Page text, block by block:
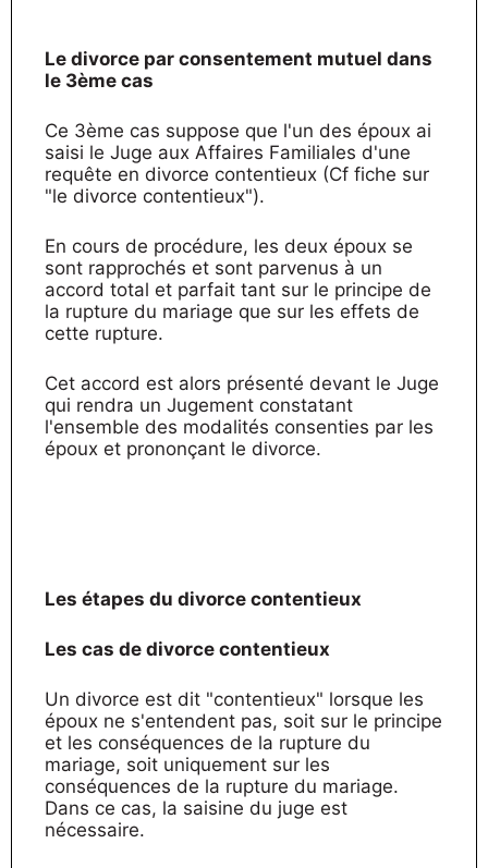
Le divorce par consentement mutuel dans
le 3ème cas
Ce 3ème cas suppose que l'un des époux ai
saisi le Juge aux Affaires Familiales d'une
requête en divorce contentieux (Cf fiche sur
"le divorce contentieux").
En cours de procédure, les deux époux se
sont rapprochés et sont parvenus à un
accord total et parfait tant sur le principe de
la rupture du mariage que sur les effets de
cette rupture.
Cet accord est alors présenté devant le Juge
qui rendra un Jugement constatant
l'ensemble des modalités consenties par les
époux et prononçant le divorce.
Les étapes du divorce contentieux
Les cas de divorce contentieux
Un divorce est dit "contentieux" lorsque les
époux ne s'entendent pas, soit sur le principe
et les conséquences de la rupture du
mariage, soit uniquement sur les
conséquences de la rupture du mariage.
Dans ce cas, la saisine du juge est
nécessaire.